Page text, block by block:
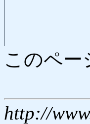
このペー
http://